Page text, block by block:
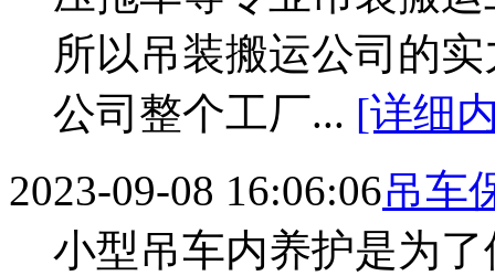
所以吊装搬运公司的
公司整个工厂... [详细
2023-09-08 16:06:06吊车
小型吊车内养护是为